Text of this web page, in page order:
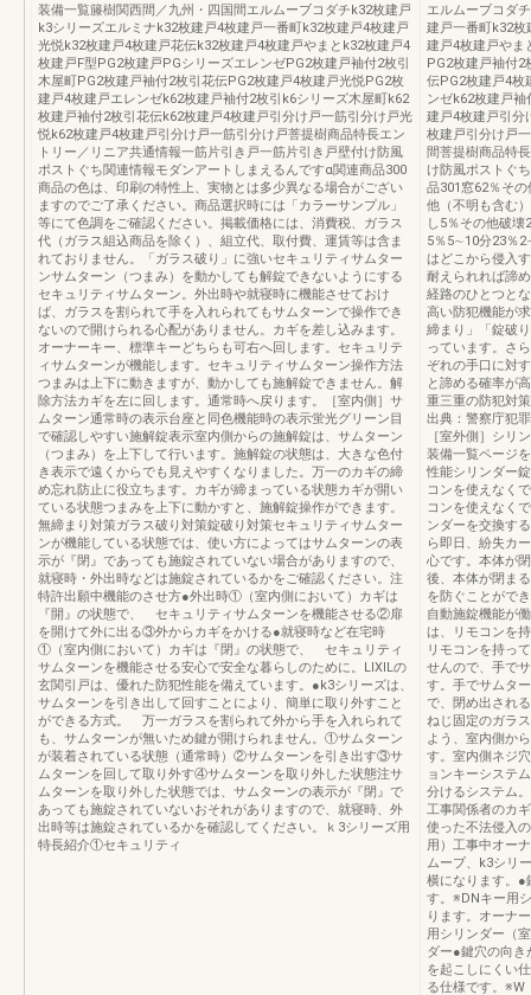
装備一覧籐樹関西間／九州・四国間エルムーブコダチk32枚建戸
k3シリーズエルミナk32枚建戸4枚建戸一番町k32枚建戸4枚建戸
光悦k32枚建戸4枚建戸花伝k32枚建戸4枚建戸やまとk32枚建戸4
枚建戸F型PG2枚建戸PGシリーズエレンゼPG2枚建戸袖付2枚引
木屋町PG2枚建戸袖付2枚引花伝PG2枚建戸4枚建戸光悦PG2枚
建戸4枚建戸エレンゼk62枚建戸袖付2枚引k6シリーズ木屋町k62
枚建戸袖付2枚引花伝k62枚建戸4枚建戸引分け戸一筋引分け戸光
悦k62枚建戸4枚建戸引分け戸一筋引分け戸菩提樹商品特長エン
トリー／リニア共通情報一筋片引き戸一筋片引き戸壁付け防風
ポストぐち関連情報モダンアートしまえるんですα関連商品300
商品の色は、印刷の特性上、実物とは多少異なる場合がござい
ますのでご了承ください。商品選択時には「カラーサンプル」
等にて色調をご確認ください。掲載価格には、消費税、ガラス
代（ガラス組込商品を除く）、組立代、取付費、運賃等は含ま
れておりません。「ガラス破り」に強いセキュリティサムター
ンサムターン（つまみ）を動かしても解錠できないようにする
セキュリティサムターン。外出時や就寝時に機能させておけ
ば、ガラスを割られて手を入れられてもサムターンで操作でき
ないので開けられる心配がありません。カギを差し込みます。
オーナーキー、標準キーどちらも可右へ回します。セキュリテ
ィサムターンが機能します。セキュリティサムターン操作方法
つまみは上下に動きますが、動かしても施解錠できません。解
除方法カギを左に回します。通常時へ戻ります。［室内側］サ
ムターン通常時の表示台座と同色機能時の表示蛍光グリーン目
で確認しやすい施解錠表示室内側からの施解錠は、サムターン
（つまみ）を上下して行います。施解錠の状態は、大きな色付
き表示で遠くからでも見えやすくなりました。万一のカギの締
め忘れ防止に役立ちます。カギが締まっている状態カギが開い
ている状態つまみを上下に動かすと、施解錠操作ができます。
無締まり対策ガラス破り対策錠破り対策セキュリティサムター
ンが機能している状態では、使い方によってはサムターンの表
示が『閉』であっても施錠されていない場合がありますので、
就寝時・外出時などは施錠されているかをご確認ください。注
特許出願中機能のさせ方●外出時①（室内側において）カギは
『開』の状態で、 セキュリティサムターンを機能させる②扉
を開けて外に出る③外からカギをかける●就寝時など在宅時
①（室内側において）カギは『閉』の状態で、 セキュリティ
サムターンを機能させる安心で安全な暮らしのために。LIXILの
玄関引戸は、優れた防犯性能を備えています。●k3シリーズは、
サムターンを引き出して回すことにより、簡単に取り外すこと
ができる方式。 万一ガラスを割られて外から手を入れられて
も、サムターンが無いため鍵が開けられません。①サムターン
が装着されている状態（通常時）②サムターンを引き出す③サ
ムターンを回して取り外す④サムターンを取り外した状態注サ
ムターンを取り外した状態では、サムターンの表示が『閉』で
あっても施錠されていないおそれがありますので、就寝時、外
出時等は施錠されているかを確認してください。ｋ3シリーズ用
特長紹介①セキュリティ
エルムーブコダ
建戸一番町k32枚
建戸4枚建戸やま
PG2枚建戸袖付2
伝PG2枚建戸4枚
ンゼk62枚建戸
建戸4枚建戸引分
枚建戸引分け戸
間菩提樹商品特
け防風ポストぐ
品301窓62％そ
他（不明も含む
し5％その他破
5％5∼10分23％
はどこから侵入
耐えられれば諦
経路のひとつと
高い防犯機能が
締まり」「錠破
っています。さ
ぞれの手口に対
と諦める確率が
重三重の防犯対
出典：警察庁犯
［室外側］シリ
装備一覧ページ
性能シリンダー
コンを使えなく
コンを使えなく
ンダーを交換す
ら即日、紛失カ
心です。本体が
後、本体が閉ま
を防ぐことがで
自動施錠機能が
は、リモコンを
リモコンを持っ
せんので、手で
す。手でサムタ
で、閉め出され
ねじ固定のガラ
よう、室内側か
す。室内側ネジ
ョンキーシステ
分けるシステム
工事関係者のカ
使った不法侵入
用）工事中オー
ムーブ、k3シリ
横になります。●
す。※DNキー用
ります。オーナ
用シリンダー（
ダー●鍵穴の向
を起こしにくい
る仕様です。※W